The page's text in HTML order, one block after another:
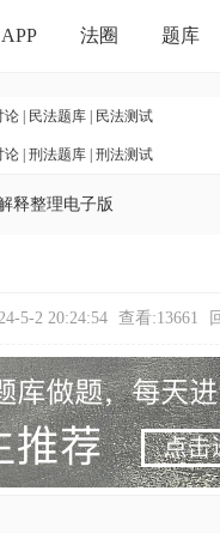
APP 法圈 题库
论| 民法题库| 民法测试
论| 刑法题库| 刑法测试
释整理电子版
5-2 20:24:54 查看:13661